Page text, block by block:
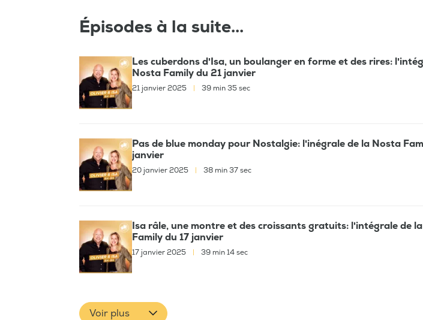
Épisodes à la suite...
Les cuberdons d'Isa, un boulanger en forme et des rires:
Nosta Family du 21 janvier
21 janvier 2025 39 min 35 sec
Pas de blue monday pour Nostalgie: l'inégrale de la Nosta
janvier
20 janvier 2025 38 min 37 sec
Isa râle, une montre et des croissants gratuits: l'intégrale de
Family du 17 janvier
17 janvier 2025 39 min 14 sec
Voir plus